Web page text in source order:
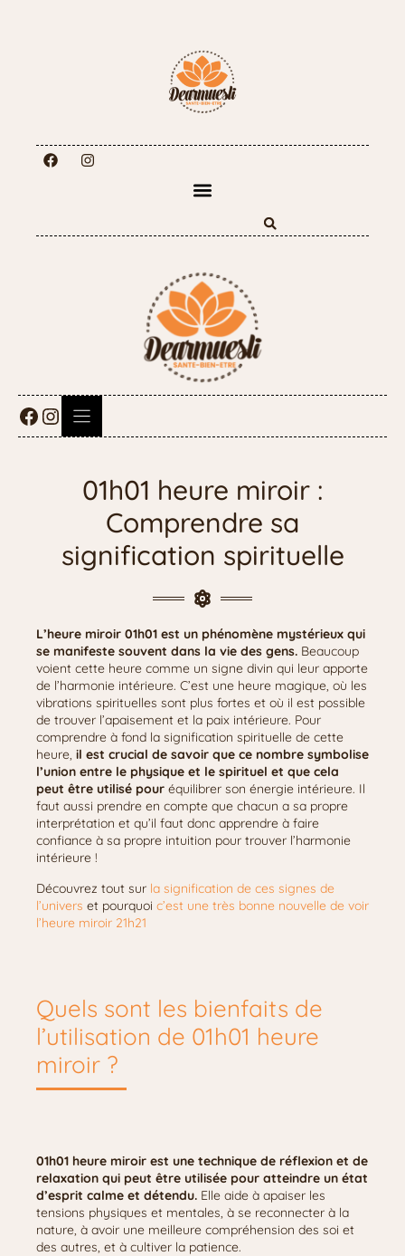
01h01 heure miroir :
Comprendre sa
signification spirituelle
L’heure miroir 01h01 est un phénomène mystérieux qui
se manifeste souvent dans la vie des gens. Beaucoup
voient cette heure comme un signe divin qui leur apporte
de l’harmonie intérieure. C’est une heure magique, où les
vibrations spirituelles sont plus fortes et où il est possible
de trouver l’apaisement et la paix intérieure. Pour
comprendre à fond la signification spirituelle de cette
heure, il est crucial de savoir que ce nombre symbolise
l’union entre le physique et le spirituel et que cela
peut être utilisé pour équilibrer son énergie intérieure. Il
faut aussi prendre en compte que chacun a sa propre
interprétation et qu’il faut donc apprendre à faire
confiance à sa propre intuition pour trouver l’harmonie
intérieure !
Découvrez tout sur la signification de ces signes de
l’univers et pourquoi c’est une très bonne nouvelle de voir
l’heure miroir 21h21
Quels sont les bienfaits de
l’utilisation de 01h01 heure
miroir ?
01h01 heure miroir est une technique de réflexion et de
relaxation qui peut être utilisée pour atteindre un état
d’esprit calme et détendu. Elle aide à apaiser les
tensions physiques et mentales, à se reconnecter à la
nature, à avoir une meilleure compréhension des soi et
des autres, et à cultiver la patience.